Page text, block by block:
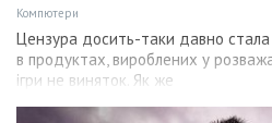
Компютери
Цензура досить-таки давно
в продуктах, вироблених у
ігри не виняток. Як же